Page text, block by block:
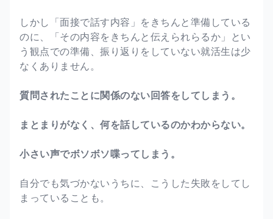
しかし「面接で話す内容」をきちんと準備している
のに、「その内容をきちんと伝えられらるか」とい
う観点での準備、振り返りをしていない就活生は少
なくありません。
質問されたことに関係のない回答をしてしまう。
まとまりがなく、何を話しているのかわからない。
小さい声でボソボソ喋ってしまう。
自分でも気づかないうちに、こうした失敗をしてし
まっていることも。